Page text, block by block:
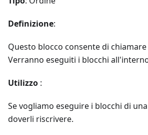
Definizione:
Questo blocco consente di
Verranno eseguiti i blocchi
Utilizzo :
Se vogliamo eseguire i blocchi di
doverli riscrivere.